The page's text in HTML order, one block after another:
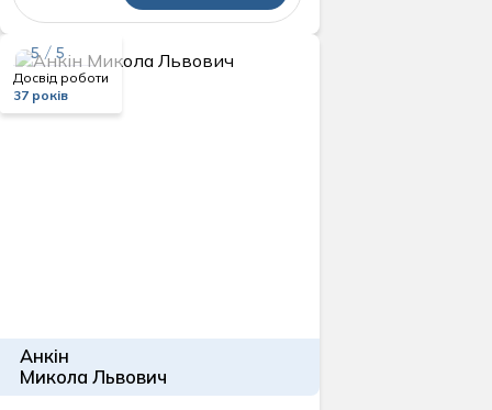
5 / 5
Досвід роботи
37 років
Анкін
Микола Львович